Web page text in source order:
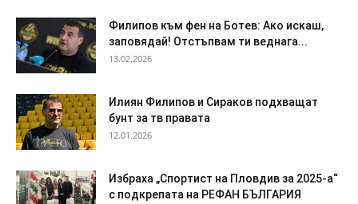
Филипов към фен на Ботев: Ако искаш,
заповядай! Отстъпвам ти веднага...
13.02.2026
Илиян Филипов и Сираков подхващат
бунт за тв правата
12.01.2026
Избраха „Спортист на Пловдив за 2025-а“
с подкрепата на РЕФАН БЪЛГАРИЯ